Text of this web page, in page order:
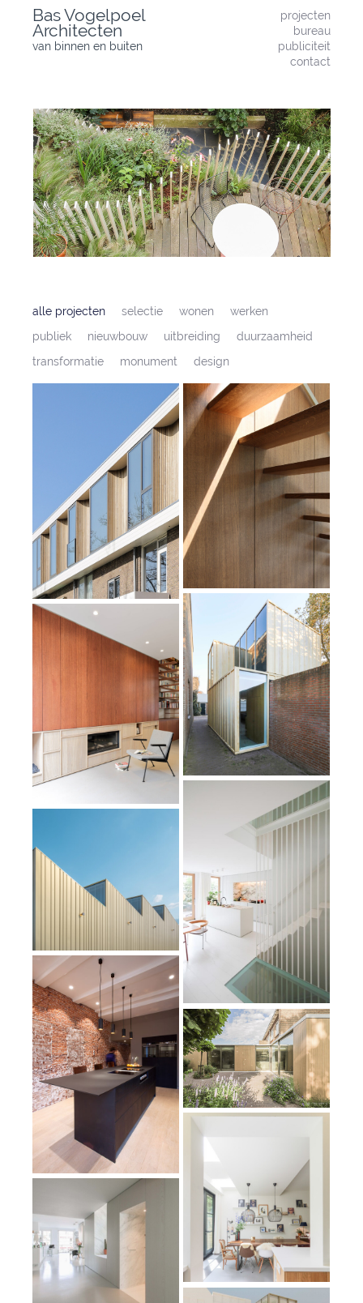
content
Bas Vogelpoel
Architecten
van binnen en buiten
projecten
bureau
publiciteit
contact
alle projecten selectie wonen
werken
publiek
nieuwbouw uitbreiding
duurzaamheid
transformatie
monument design